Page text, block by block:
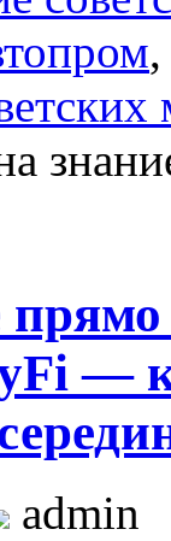
—
admin